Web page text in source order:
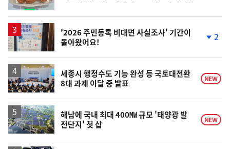
'2026 주민등록 비대면 사실조사' 기간이
돌아왔어요!
락
2
세종시 행정수도 기능 완성 등 국토대전환
8대 과제 이달 중 발표
NEW
해남에 국내 최대 400㎿ 규모 '태양광 발
전단지' 첫 삽
NEW